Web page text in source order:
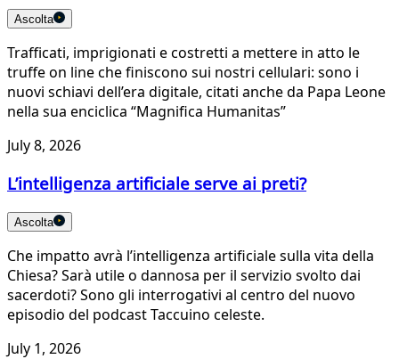
Ascolta
Trafficati, imprigionati e costretti a mettere in atto le
truffe on line che finiscono sui nostri cellulari: sono i
nuovi schiavi dell’era digitale, citati anche da Papa Leone
nella sua enciclica “Magnifica Humanitas”
July 8, 2026
L’intelligenza artificiale serve ai preti?
Ascolta
Che impatto avrà l’intelligenza artificiale sulla vita della
Chiesa? Sarà utile o dannosa per il servizio svolto dai
sacerdoti? Sono gli interrogativi al centro del nuovo
episodio del podcast Taccuino celeste.
July 1, 2026